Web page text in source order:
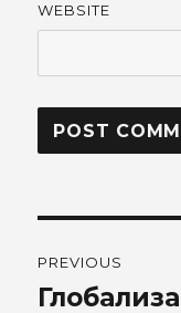
WEBSITE
PREVIOUS
Previous